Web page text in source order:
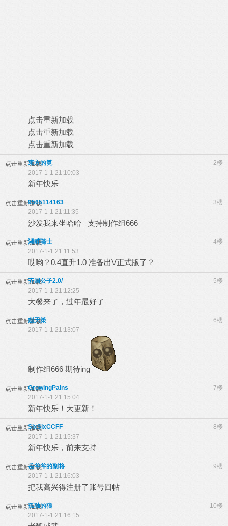
点击重新加载
点击重新加载
点击重新加载
点击重新加载 2楼
東方的筧
2017-1-1 21:10:03
新年快乐
点击重新加载 3楼
9565114163
2017-1-1 21:11:35
沙发我来坐哈哈 支持制作组666
点击重新加载 4楼
湖畔骑士
2017-1-1 21:11:53
哎哟？0.4直升1.0 准备出V正式版了？
点击重新加载 5楼
齐国公子2.0/
2017-1-1 21:12:25
大餐来了，过年最好了
点击重新加载 6楼
赵天策
2017-1-1 21:13:07
制作组666 期待ing
点击重新加载 7楼
GrowingPains
2017-1-1 21:15:04
新年快乐！大更新！
点击重新加载 8楼
SixSixCCFF
2017-1-1 21:15:37
新年快乐，前来支持
点击重新加载 9楼
岳爷爷的副将
2017-1-1 21:16:03
把我高兴得注册了账号回帖
点击重新加载 10楼
孤独的狼
2017-1-1 21:16:15